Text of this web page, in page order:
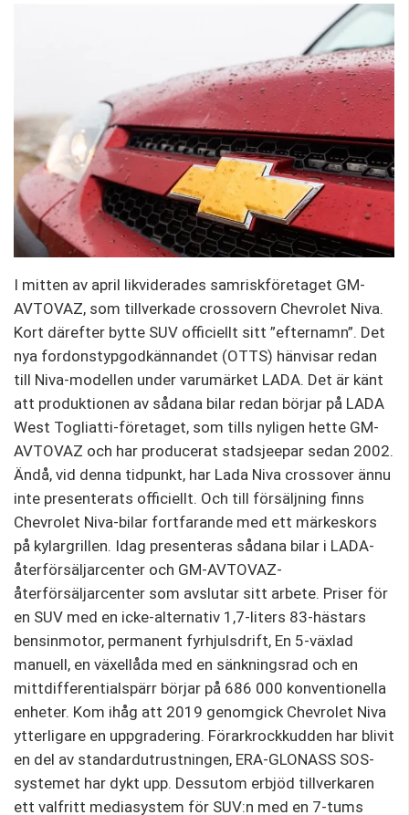
I mitten av april likviderades samriskföretaget GM-
AVTOVAZ, som tillverkade crossovern Chevrolet Niva.
Kort därefter bytte SUV officiellt sitt ”efternamn”. Det
nya fordonstypgodkännandet (OTTS) hänvisar redan
till Niva-modellen under varumärket LADA. Det är känt
att produktionen av sådana bilar redan börjar på LADA
West Togliatti-företaget, som tills nyligen hette GM-
AVTOVAZ och har producerat stadsjeepar sedan 2002.
Ändå, vid denna tidpunkt, har Lada Niva crossover ännu
inte presenterats officiellt. Och till försäljning finns
Chevrolet Niva-bilar fortfarande med ett märkeskors
på kylargrillen. Idag presenteras sådana bilar i LADA-
återförsäljarcenter och GM-AVTOVAZ-
återförsäljarcenter som avslutar sitt arbete. Priser för
en SUV med en icke-alternativ 1,7-liters 83-hästars
bensinmotor, permanent fyrhjulsdrift, En 5-växlad
manuell, en växellåda med en sänkningsrad och en
mittdifferentialspärr börjar på 686 000 konventionella
enheter. Kom ihåg att 2019 genomgick Chevrolet Niva
ytterligare en uppgradering. Förarkrockkudden har blivit
en del av standardutrustningen, ERA-GLONASS SOS-
systemet har dykt upp. Dessutom erbjöd tillverkaren
ett valfritt mediasystem för SUV:n med en 7-tums